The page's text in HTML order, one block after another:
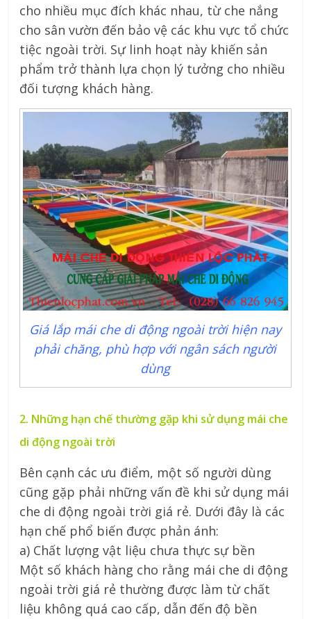
cho nhiều mục đích khác nhau, từ che nắng
cho sân vườn đến bảo vệ các khu vực tổ chức
tiệc ngoài trời. Sự linh hoạt này khiến sản
phẩm trở thành lựa chọn lý tưởng cho nhiều
đối tượng khách hàng.
Giá lắp mái che di động ngoài trời hiện nay
phải chăng, phù hợp với ngân sách người
dùng
2. Những hạn chế thường gặp khi sử dụng mái che
di động ngoài trời
Bên cạnh các ưu điểm, một số người dùng
cũng gặp phải những vấn đề khi sử dụng mái
che di động ngoài trời giá rẻ. Dưới đây là các
hạn chế phổ biến được phản ánh:
a) Chất lượng vật liệu chưa thực sự bền
Một số khách hàng cho rằng mái che di động
ngoài trời giá rẻ thường được làm từ chất
liệu không quá cao cấp, dẫn đến độ bền